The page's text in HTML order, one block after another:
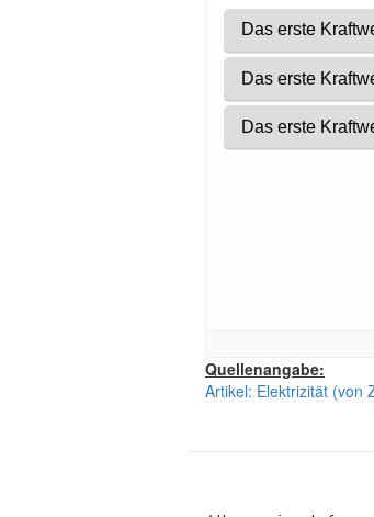
Quellenangabe:
Artikel: Elektrizität (von